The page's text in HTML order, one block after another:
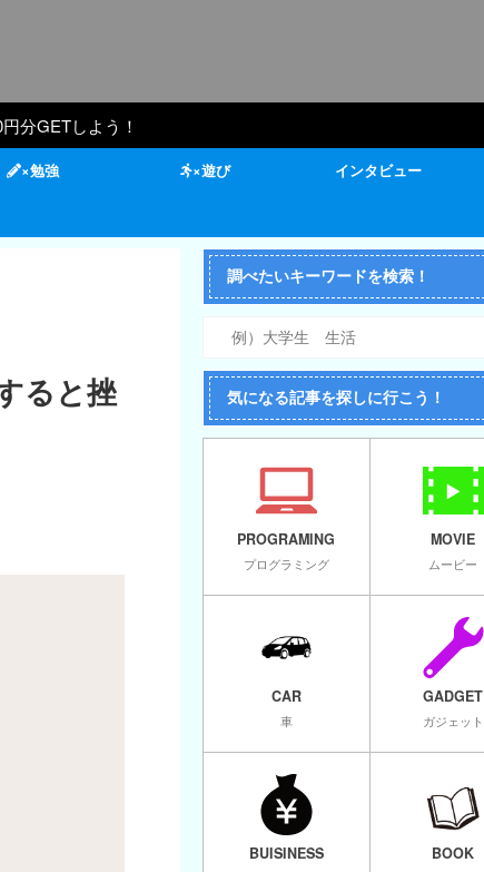
分GETしよう！
×勉強 ×遊び インタビュー
ると挫
調べたいキーワードを検索！
気になる記事を探しに行こう！
PROGRAMING
プログラミング
MOVIE
ムービー
CAR
車
GADGET
ガジェット
BUISINESS BOOK